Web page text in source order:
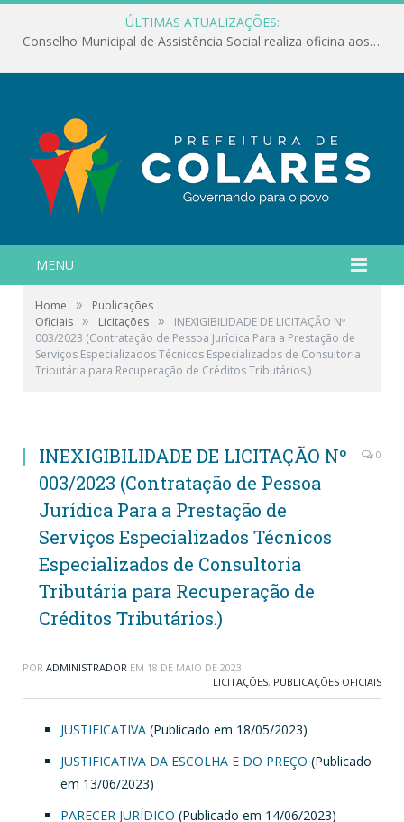
ÚLTIMAS ATUALIZAÇÕES:
Conselho Municipal de Assistência Social realiza oficina aos servidores
MENU
Home »
Publicações
Oficiais » Licitações »
INEXIGIBILIDADE DE LICITAÇÃO Nº
003/2023 (Contratação de Pessoa Jurídica Para a Prestação de
Serviços Especializados Técnicos Especializados de Consultoria
Tributária para Recuperação de Créditos Tributários.)
INEXIGIBILIDADE DE LICITAÇÃO Nº
003/2023 (Contratação de Pessoa
Jurídica Para a Prestação de
Serviços Especializados Técnicos
Especializados de Consultoria
Tributária para Recuperação de
Créditos Tributários.)
0
POR ADMINISTRADOR EM 18 DE MAIO DE 2023
LICITAÇÕES, PUBLICAÇÕES OFICIAIS
JUSTIFICATIVA (Publicado em 18/05/2023)
JUSTIFICATIVA DA ESCOLHA E DO PREÇO (Publicado
em 13/06/2023)
PARECER JURÍDICO (Publicado em 14/06/2023)